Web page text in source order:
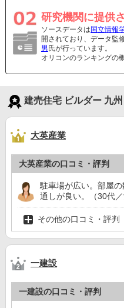
研究機関に提供
ソースデータは 国立情報
開されており、データ監
男 氏が行っています。
オリコンのランキングの
建売住宅 ビルダー 九
大英産業
大英産業の口コミ・評判
駐車場が広い。部屋
通しが良い。（30代／
その他の口コミ・評判
一建設
一建設の口コミ・評判